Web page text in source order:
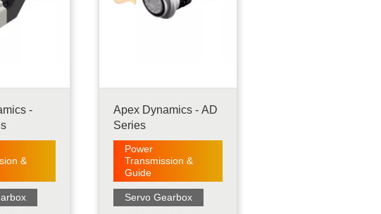
-
&
Apex Dynamics - AD
Series
Power
Transmission &
Guide
Servo Gearbox